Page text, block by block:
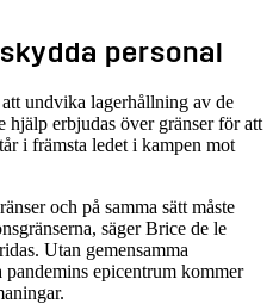
personal
undvika lagerhållning av de
hjälp erbjudas över gränser för att
i främsta ledet i kampen mot
och på samma sätt måste
säger Brice de le
Utan gemensamma
epicentrum kommer